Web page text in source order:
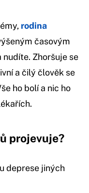
rodina
časovým
Zhoršuje se
a čilý člověk se
ho bolí a nic ho
projevuje?
deprese jiných